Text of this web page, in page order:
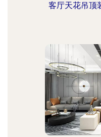
客厅天花吊顶